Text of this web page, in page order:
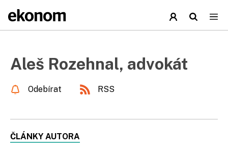
Aleš Rozehnal, advokát
Odebírat RSS
ČLÁNKY AUTORA